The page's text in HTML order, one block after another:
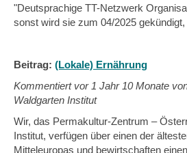
"Deutsprachige TT-Netzwerk
sonst wird sie zum 04/2025 gekündigt,
Beitrag: (Lokale) Ernährung
Kommentiert vor 1 Jahr 10 Monate
Waldgarten Institut
Wir, das Permakultur-Zentrum –
Institut, verfügen über einen der
Mitteleuropas und bewirtschaften